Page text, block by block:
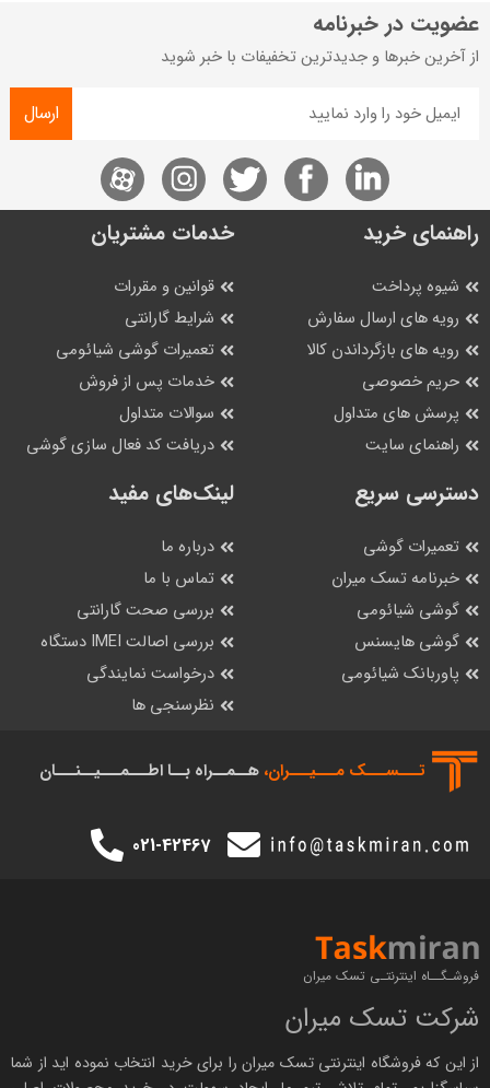
عضویت در خبرنامه
از آخرین خبرها و جدیدترین تخفیفات با خبر شوید
ارسال
راهنمای خرید
شیوه پرداخت
رویه های ارسال سفارش
رویه های بازگرداندن کالا
حریم خصوصی
پرسش های متداول
راهنمای سایت
خدمات مشتریان
قوانین و مقررات
شرایط گارانتی
تعمیرات گوشی شیائومی
خدمات پس از فروش
سوالات متداول
دریافت کد فعال سازی گوشی
دسترسی سریع
تعمیرات گوشی
خبرنامه تسک میران
گوشی شیائومی
گوشی هایسنس
پاوربانک شیائومی
لینک‌های مفید
درباره ما
تماس با ما
بررسی صحت گارانتی
بررسی اصالت IMEI دستگاه
درخواست نمایندگی
نظرسنجی ها
تـــســـک‌ مـــیـــران، هــمــراه بــا اطـــمـــیــنـــان
021-42467
فروشـگــاه اینترنتـی تسک میران
شرکت تسک میران
از این که فروشگاه اینترنتیتسک میران را برای خرید انتخاب نموده اید از شما